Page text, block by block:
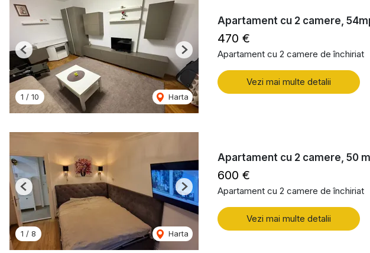
1 / 10 Harta
Previous Next
Apartament cu 2 camere,
470 €
Apartament cu 2 camere de închiriat
Vezi mai multe detalii
1 / 8 Harta
Previous Next
Apartament cu 2 camere, 50
600 €
Apartament cu 2 camere de închiriat
Vezi mai multe detalii